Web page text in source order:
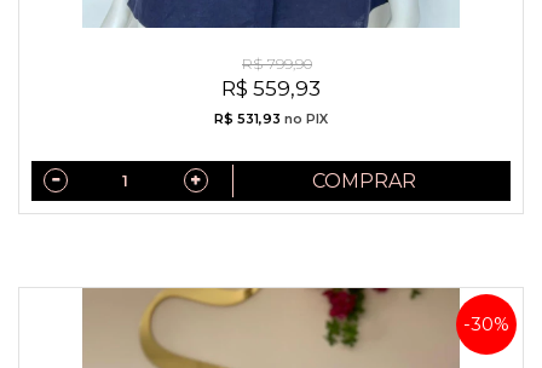
R$ 559,93
R$ 799,90
R$ 531,93 no PIX
COMPRAR
-30%